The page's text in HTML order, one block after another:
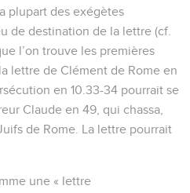
plupart des exégètes
de destination de la lettre (cf.
l’on trouve les premières
lettre de Clément de Rome en
en 10.33-34 pourrait se
Claude en 49, qui chassa,
de Rome. La lettre pourrait
une « lettre